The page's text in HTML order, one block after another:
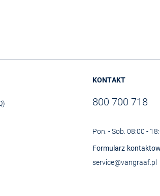
KONTAKT
800 700 718
Pon. - Sob. 08:00 -
Formularz
service@vangraaf.pl